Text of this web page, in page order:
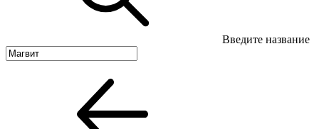
Введите название